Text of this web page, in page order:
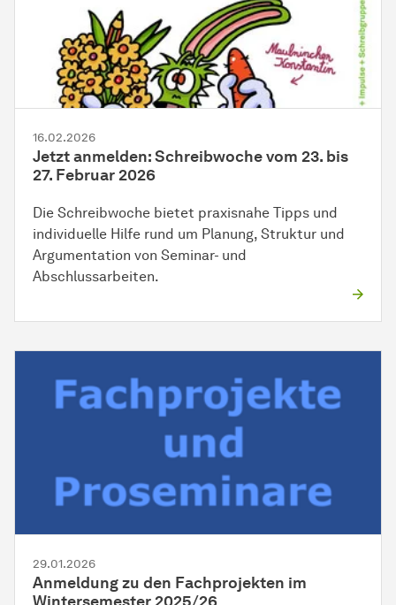
16.02.2026
Jetzt anmelden: Schreibwoche vom 23. bis
27. Februar 2026
Die Schreibwoche bietet praxisnahe Tipps und
individuelle Hilfe rund um Planung, Struktur und
Argumentation von Seminar- und
Abschlussarbeiten.
29.01.2026
Anmeldung zu den Fachprojekten im